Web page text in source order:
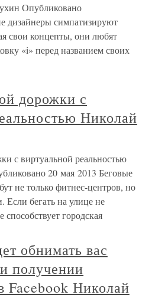
Опубликовано
дизайнеры симпатизируют
свои концепты, они любят
«i» перед названием своих
дорожки с
Николай
с виртуальной реальностью
20 мая 2013 Беговые
не только фитнес-центров, но
Если бегать на улице не
способствует городская
обнимать вас
получении
Facebook Николай